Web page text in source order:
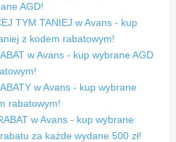
AGD!
TYM TANIEJ w Avans - kup
z kodem rabatowym!
w Avans - kup wybrane AGD
w Avans - kup wybrane
rabatowym!
w Avans - kup wybrane
za każde wydane 500 zł!